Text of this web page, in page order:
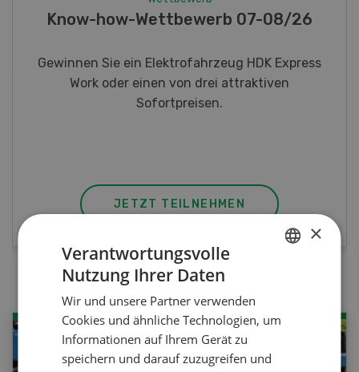
Fotorätsel 07-08/26
Gewinnen Sie eines von fünf LANDI
Taschenmessern
JETZT TEILNEHMEN
×
Verantwortungsvolle
Nutzung Ihrer Daten
Wir und unsere Partner verwenden
Cookies und ähnliche Technologien, um
Informationen auf Ihrem Gerät zu
speichern und darauf zuzugreifen und